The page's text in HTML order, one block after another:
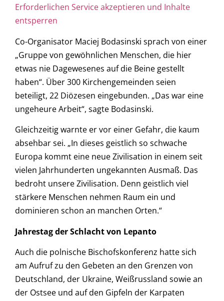
Erforderlichen Service akzeptieren und Inhalte
entsperren
Co-Organisator Maciej Bodasinski sprach von einer
„Gruppe von gewöhnlichen Menschen, die hier
etwas nie Dagewesenes auf die Beine gestellt
haben“. Über 300 Kirchengemeinden seien
beteiligt, 22 Diözesen eingebunden. „Das war eine
ungeheure Arbeit“, sagte Bodasinski.
Gleichzeitig warnte er vor einer Gefahr, die kaum
absehbar sei. „In dieses geistlich so schwache
Europa kommt eine neue Zivilisation in einem seit
vielen Jahrhunderten ungekannten Ausmaß. Das
bedroht unsere Zivilisation. Denn geistlich viel
stärkere Menschen nehmen Raum ein und
dominieren schon an manchen Orten.“
Jahrestag der Schlacht von Lepanto
Auch die polnische Bischofskonferenz hatte sich
am Aufruf zu den Gebeten an den Grenzen von
Deutschland, der Ukraine, Weißrussland sowie an
der Ostsee und auf den Gipfeln der Karpaten